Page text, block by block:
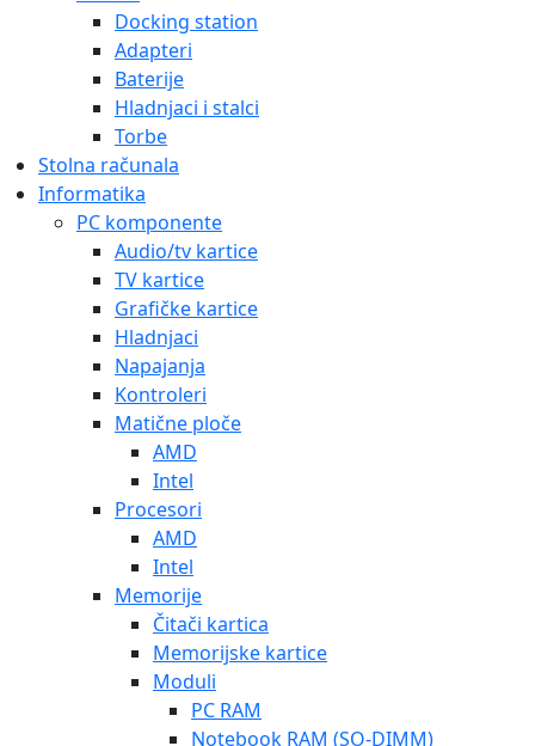
Intel
Procesori
AMD
Intel
Memorije
Čitači kartica
Moduli
PC RAM
Notebook RAM (SO-DIMM)
Kućišta
3D tehnologije
Potrošni materijal
Mediji
Papiri
Riboni
Tinte
Originalne tinte
Zamjenske tinte
Toneri
Originalni toneri
Zamjenski toneri
Trake
Bubnjevi i beltovi